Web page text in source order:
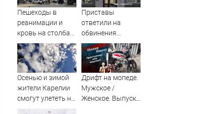
Пешеходы в
реанимации и
кровь на столбах:
всё, что известно
о жутком ДТП
возле «Голубого
огонька» — там
сбили семь
Приставы
ответили на
обвинения
жительницы
Красноярского
края,
пытающейся
отсудить
алименты у
Осенью и зимой
жители Карелии
смогут улететь на
юг России
Дрифт на мопеде.
Мужское /
Женское. Выпуск